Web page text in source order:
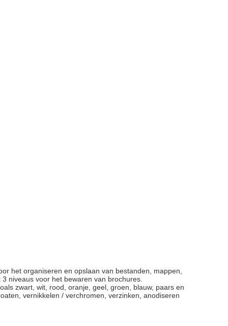
het organiseren en opslaan van bestanden, mappen,
niveaus voor het bewaren van brochures.
zwart, wit, rood, oranje, geel, groen, blauw, paars en
vernikkelen / verchromen, verzinken, anodiseren